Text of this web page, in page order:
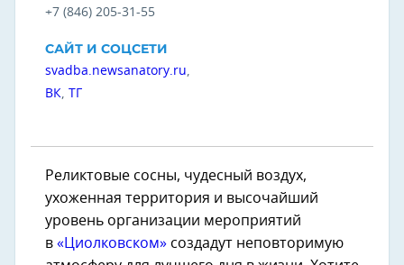
+7 (846) 205-31-55
САЙТ И СОЦСЕТИ
svadba.newsanatory.ru,
ВК,
Реликтовые сосны, чудесный воздух,
ухоженная территория и высочайший
уровень организации мероприятий
в «Циолковском» создадут неповторимую